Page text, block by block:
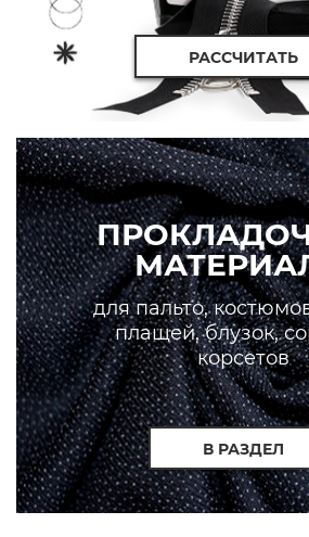
РАССЧИТАТЬ
для пальто,
плащей, блузок,
корсетов
В РАЗДЕЛ